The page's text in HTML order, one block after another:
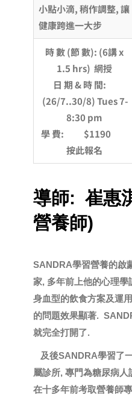
小點小滴, 稍作調整, 讓
健康跨進一大步
時 數 (節 數): (6講 x
1.5 hrs) 網授
日 期 & 時 間:
(26/7..30/8) Tues 7-
8:30 pm
學 費: $1190
按此報名
導師: 崔惠
營養師)
SANDRA學習營養的啟
家, 多年前上他的心理學
身血型的飲食方案及運
的問題效果顯著.
就完全打開了.
及後SANDRA學習了
屬診所, 專門為糖尿病
在十多年前考取營養師